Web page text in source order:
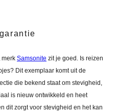
merk Samsonite zit je goed. Is reizen
Dit exemplaar komt uit de
die bekend staat om stevigheid,
is nieuw ontwikkeld en heet
dit zorgt voor stevigheid en het kan